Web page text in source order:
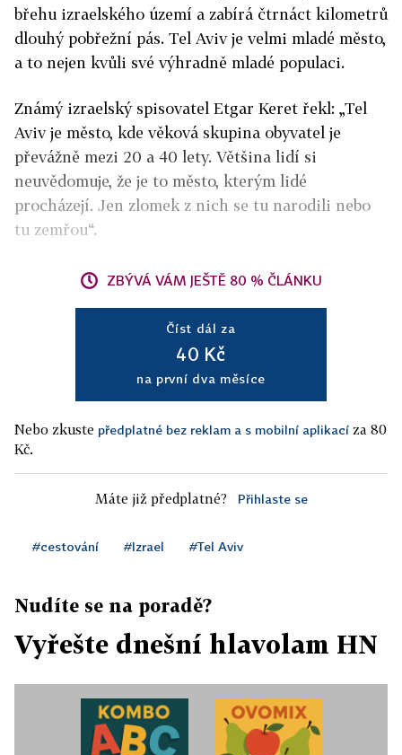
břehu izraelského území a zabírá čtrnáct kilometrů
dlouhý pobřežní pás. Tel Aviv je velmi mladé město,
a to nejen kvůli své výhradně mladé populaci.
Známý izraelský spisovatel Etgar Keret řekl: „Tel
Aviv je město, kde věková skupina obyvatel je
převážně mezi 20 a 40 lety. Většina lidí si
neuvědomuje, že je to město, kterým lidé
procházejí. Jen zlomek z nich se tu narodili nebo
tu zemřou“.
ZBÝVÁ VÁM JEŠTĚ 80 % ČLÁNKU
Číst dál za
40 Kč
na první dva měsíce
Nebo zkuste předplatné bez reklam a s mobilní aplikací za 80
Kč.
Máte již předplatné? Přihlaste se
#cestování #Izrael #Tel Aviv
Nudíte se na poradě?
Vyřešte dnešní hlavolam HN